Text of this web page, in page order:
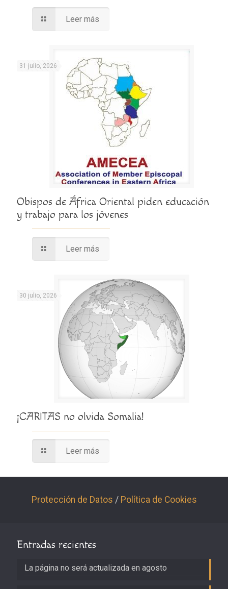
Leer más
31 julio, 2026
Obispos de África Oriental piden educación
y trabajo para los jóvenes
Leer más
30 julio, 2026
¡CARITAS no olvida Somalia!
Leer más
Protección de Datos / Política de Cookies
Entradas recientes
La página no será actualizada en agosto